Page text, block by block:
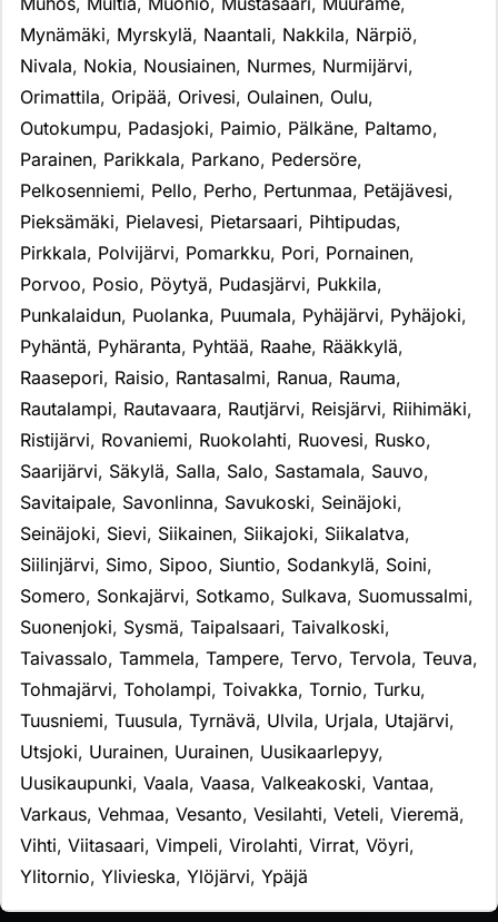
Mynämäki, Myrskylä, Naantali, Nakkila, Närpiö,
Nivala, Nokia, Nousiainen, Nurmes, Nurmijärvi,
Orimattila, Oripää, Orivesi, Oulainen, Oulu,
Outokumpu, Padasjoki, Paimio, Pälkäne, Paltamo,
Parainen, Parikkala, Parkano, Pedersöre,
Pelkosenniemi, Pello, Perho, Pertunmaa, Petäjävesi,
Pieksämäki, Pielavesi, Pietarsaari, Pihtipudas,
Pirkkala, Polvijärvi, Pomarkku, Pori, Pornainen,
Porvoo, Posio, Pöytyä, Pudasjärvi, Pukkila,
Punkalaidun, Puolanka, Puumala, Pyhäjärvi, Pyhäjoki,
Pyhäntä, Pyhäranta, Pyhtää, Raahe, Rääkkylä,
Raasepori, Raisio, Rantasalmi, Ranua, Rauma,
Rautalampi, Rautavaara, Rautjärvi, Reisjärvi, Riihimäki,
Ristijärvi, Rovaniemi, Ruokolahti, Ruovesi, Rusko,
Saarijärvi, Säkylä, Salla, Salo, Sastamala, Sauvo,
Savitaipale, Savonlinna, Savukoski, Seinäjoki,
Seinäjoki, Sievi, Siikainen, Siikajoki, Siikalatva,
Siilinjärvi, Simo, Sipoo, Siuntio, Sodankylä, Soini,
Somero, Sonkajärvi, Sotkamo, Sulkava, Suomussalmi,
Suonenjoki, Sysmä, Taipalsaari, Taivalkoski,
Taivassalo, Tammela, Tampere, Tervo, Tervola, Teuva,
Tohmajärvi, Toholampi, Toivakka, Tornio, Turku,
Tuusniemi, Tuusula, Tyrnävä, Ulvila, Urjala, Utajärvi,
Utsjoki, Uurainen, Uurainen, Uusikaarlepyy,
Uusikaupunki, Vaala, Vaasa, Valkeakoski, Vantaa,
Varkaus, Vehmaa, Vesanto, Vesilahti, Veteli, Vieremä,
Vihti, Viitasaari, Vimpeli, Virolahti, Virrat, Vöyri,
Ylitornio, Ylivieska, Ylöjärvi, Ypäjä